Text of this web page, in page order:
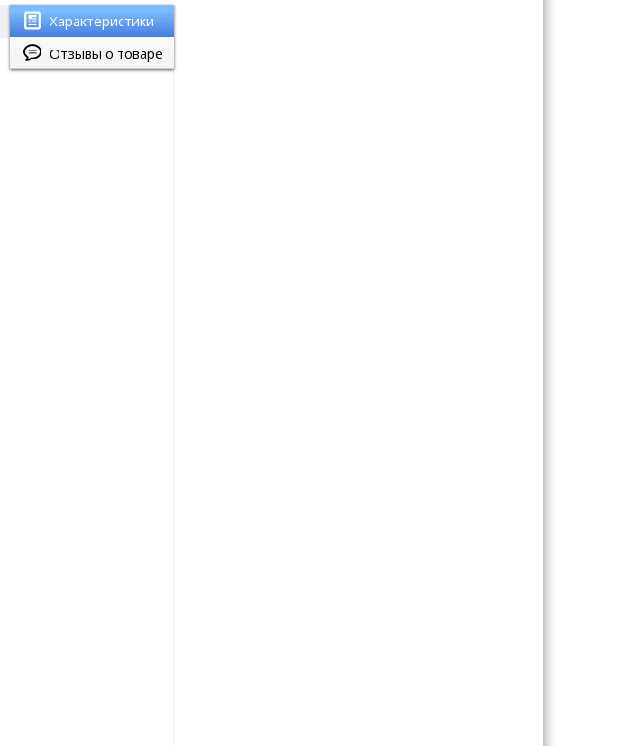
Характеристики
Отзывы о товаре